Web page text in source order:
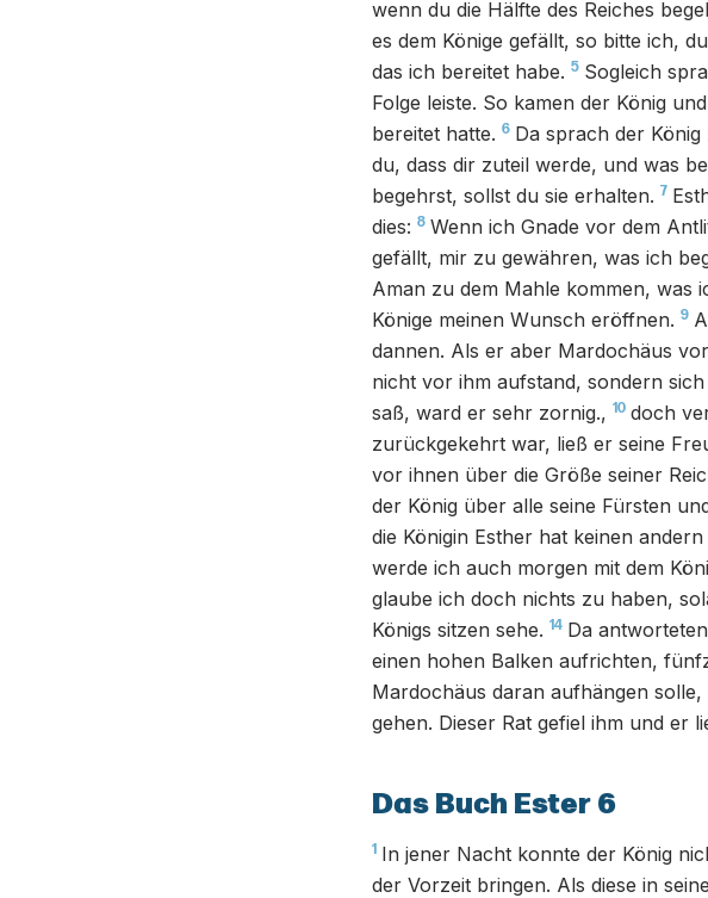
wenn du die Hälfte des Reiches
es dem Könige gefällt, so bitte ich,
das ich bereitet habe. 5 Sogleich
Folge leiste. So kamen der König
bereitet hatte. 6 Da sprach der
du, dass dir zuteil werde, und was
begehrst, sollst du sie erhalten. 7
dies: 8 Wenn ich Gnade vor dem
gefällt, mir zu gewähren, was ich
Aman zu dem Mahle kommen, was
Könige meinen Wunsch eröffnen. 9
dannen. Als er aber Mardochäus
nicht vor ihm aufstand, sondern
saß, ward er sehr zornig., 10 doch
zurückgekehrt war, ließ er seine
vor ihnen über die Größe seiner
der König über alle seine Fürsten
die Königin Esther hat keinen
werde ich auch morgen mit dem
glaube ich doch nichts zu haben,
Königs sitzen sehe. 14 Da
einen hohen Balken aufrichten,
Mardochäus daran aufhängen
gehen. Dieser Rat gefiel ihm und er
Das Buch Ester 6
1 In jener Nacht konnte der König
der Vorzeit bringen. Als diese in